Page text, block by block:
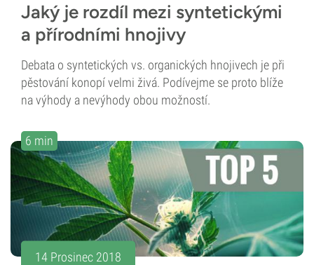
Jaký je rozdíl mezi syntetickými
a přírodními hnojivy
Debata o syntetických vs. organických hnojivech je při
pěstování konopí velmi živá. Podívejme se proto blíže
na výhody a nevýhody obou možností.
6 min
14 Prosinec 2018